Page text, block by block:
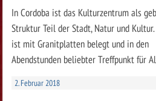
In Cordoba ist das Kulturzentrum als
Struktur Teil der Stadt, Natur und Kultur.
ist mit Granitplatten belegt und in den
Abendstunden beliebter Treffpunkt für
2. Februar 2018